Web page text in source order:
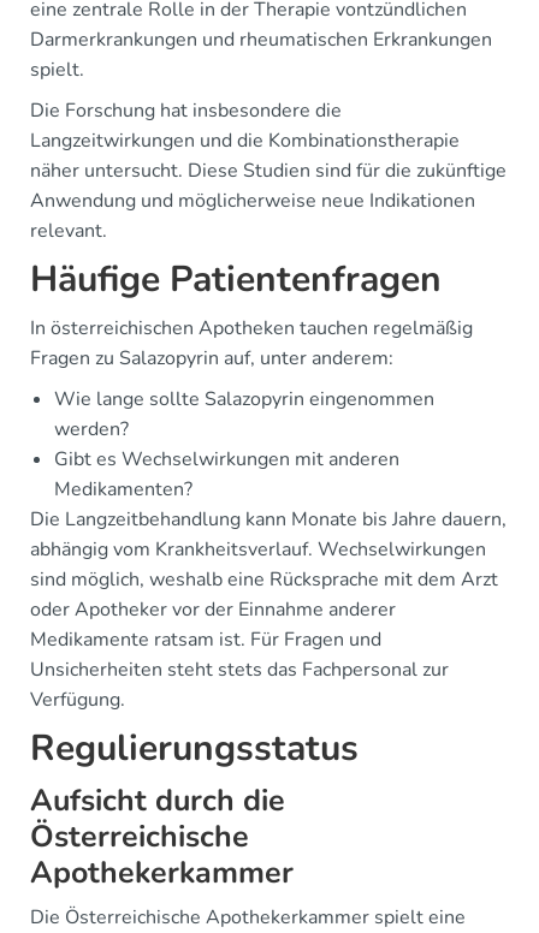
eine zentrale Rolle in der Therapie vontzündlichen
Darmerkrankungen und rheumatischen Erkrankungen
spielt.
Die Forschung hat insbesondere die
Langzeitwirkungen und die Kombinationstherapie
näher untersucht. Diese Studien sind für die zukünftige
Anwendung und möglicherweise neue Indikationen
relevant.
Häufige Patientenfragen
In österreichischen Apotheken tauchen regelmäßig
Fragen zu Salazopyrin auf, unter anderem:
Wie lange sollte Salazopyrin eingenommen
werden?
Gibt es Wechselwirkungen mit anderen
Medikamenten?
Die Langzeitbehandlung kann Monate bis Jahre dauern,
abhängig vom Krankheitsverlauf. Wechselwirkungen
sind möglich, weshalb eine Rücksprache mit dem Arzt
oder Apotheker vor der Einnahme anderer
Medikamente ratsam ist. Für Fragen und
Unsicherheiten steht stets das Fachpersonal zur
Verfügung.
Regulierungsstatus
Aufsicht durch die
Österreichische
Apothekerkammer
Die Österreichische Apothekerkammer spielt eine